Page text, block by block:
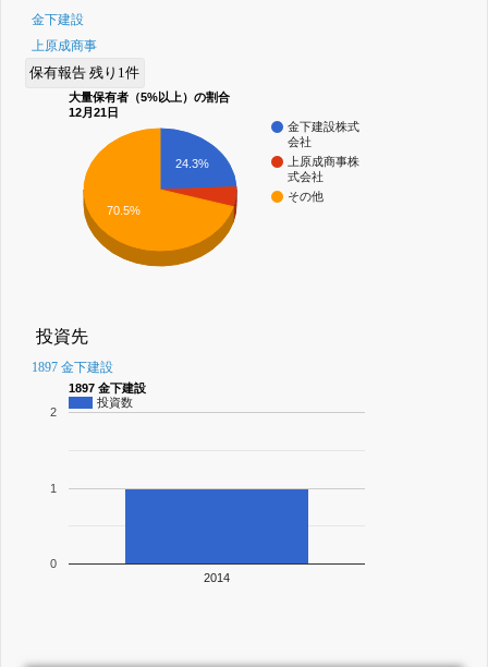
金下建設
上原成商事
保有報告 残り1件
大量保有者（5%以上）の割合
12月21日
金下建設株式
会社
上原成商事株
式会社
その他
24.3%
70.5%
投資先
1897 金下建設
1897 金下建設
投資数
2014
0
1
2